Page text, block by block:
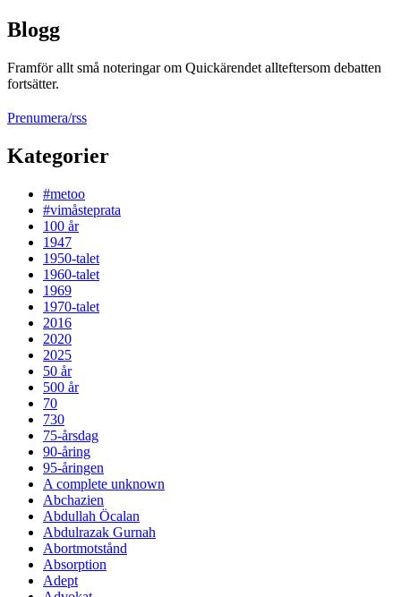
Blogg
Framför allt små noteringar om Quickärendet allteftersom debatten
fortsätter.
Prenumera/rss
Kategorier
#metoo
#vimåsteprata
100 år
1947
1950-talet
1960-talet
1969
1970-talet
2016
2020
2025
50 år
500 år
70
730
75-årsdag
90-åring
95-åringen
A complete unknown
Abchazien
Abdullah Öcalan
Abdulrazak Gurnah
Abortmotstånd
Absorption
Adept